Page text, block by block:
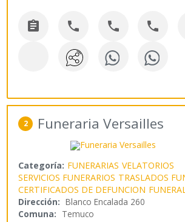
   
2 Funeraria Versailles
Categoría: FUNERARIAS VELATORIOS
SERVICIOS FUNERARIOS TRASLADOS
CERTIFICADOS DE DEFUNCION
Dirección: Blanco Encalada 260
Comuna: Temuco